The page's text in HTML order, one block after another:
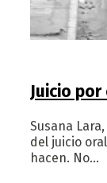
Juicio
Susana
del juicio
hacen. No…